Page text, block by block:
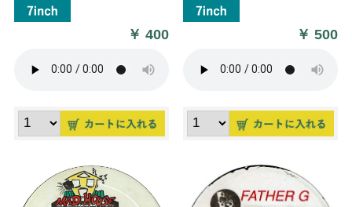
￥400 ￥500